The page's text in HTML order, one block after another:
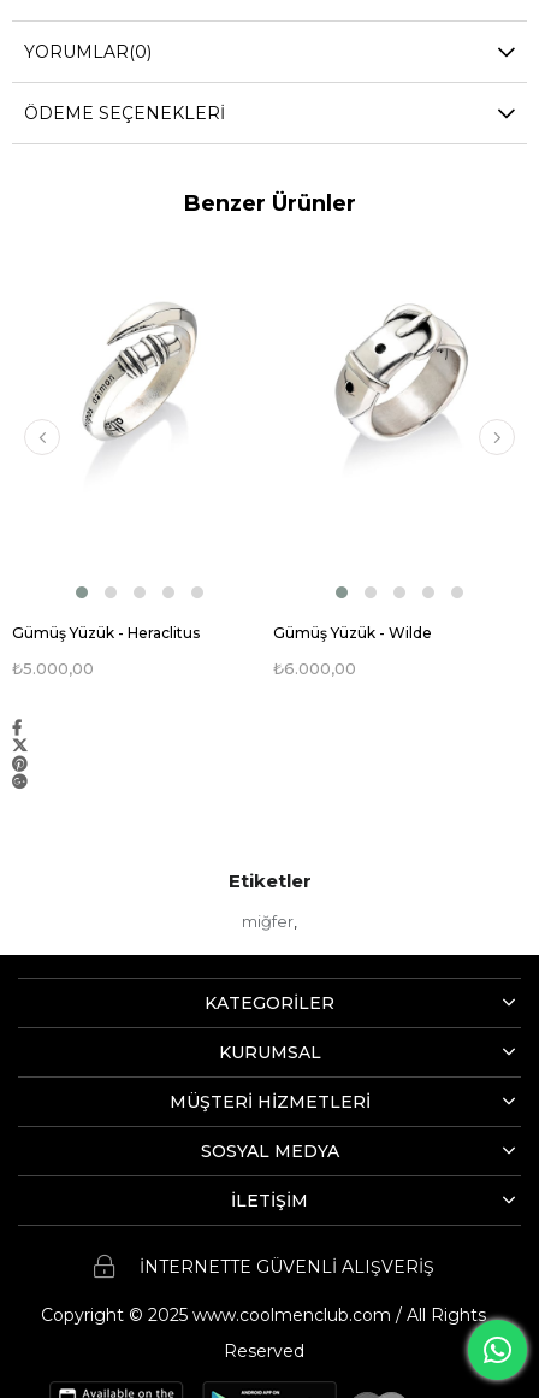
YORUMLAR(0)
ÖDEME SEÇENEKLERI
Benzer Ürünler
Gümüş Yüzük - Heraclitus
₺5.000,00
Gümüş Yüzük - Wilde
₺6.000,00
Etiketler
miğfer,
KATEGORİLER
KURUMSAL
MÜŞTERİ HİZMETLERİ
SOSYAL MEDYA
İLETİŞİM
İNTERNETTE GÜVENLİ ALIŞVERİŞ
Copyright © 2025 www.coolmenclub.com / All Rights
Reserved